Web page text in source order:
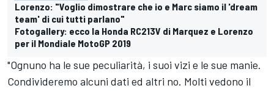
Lorenzo: "Voglio dimostrare che io e Marc siamo il 'dream
team' di cui tutti parlano"
Fotogallery: ecco la Honda RC213V di Marquez e Lorenzo
per il Mondiale MotoGP 2019
"Ognuno ha le sue peculiarità, i suoi vizi e le sue manie.
Condivideremo alcuni dati ed altri no. Molti vedono il